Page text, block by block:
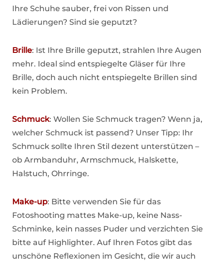
Ihre Schuhe sauber, frei von Rissen und
Lädierungen? Sind sie geputzt?
Brille: Ist Ihre Brille geputzt, strahlen Ihre Augen
mehr. Ideal sind entspiegelte Gläser für Ihre
Brille, doch auch nicht entspiegelte Brillen sind
kein Problem.
Schmuck: Wollen Sie Schmuck tragen? Wenn ja,
welcher Schmuck ist passend? Unser Tipp: Ihr
Schmuck sollte Ihren Stil dezent unterstützen –
ob Armbanduhr, Armschmuck, Halskette,
Halstuch, Ohrringe.
Make-up: Bitte verwenden Sie für das
Fotoshooting mattes Make-up, keine Nass-
Schminke, kein nasses Puder und verzichten Sie
bitte auf Highlighter. Auf Ihren Fotos gibt das
unschöne Reflexionen im Gesicht, die wir auch